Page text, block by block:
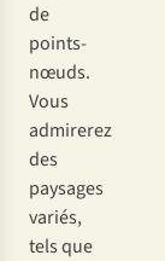
de
points-
nœuds.
Vous
admirerez
des
paysages
variés,
tels que